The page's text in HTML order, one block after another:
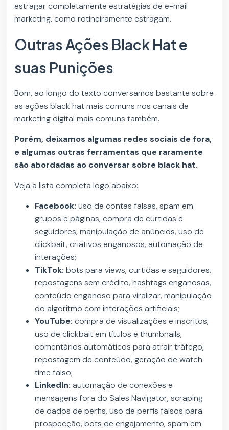
estragar completamente estratégias de e-mail
marketing, como rotineiramente estragam.
Outras Ações Black Hat e
suas Punições
Bom, ao longo do texto conversamos bastante sobre
as ações black hat mais comuns nos canais de
marketing digital mais comuns também.
Porém, deixamos algumas redes sociais de fora,
e algumas outras ferramentas que raramente
são abordadas ao conversar sobre black hat.
Veja a lista completa logo abaixo:
Facebook: uso de contas falsas, spam em
grupos e páginas, compra de curtidas e
seguidores, manipulação de anúncios, uso de
clickbait, criativos enganosos, automação de
interações;
TikTok: bots para views, curtidas e seguidores,
repostagens sem crédito, hashtags enganosas,
conteúdo enganoso para viralizar, manipulação
do algoritmo com interações artificiais;
YouTube: compra de visualizações e inscritos,
uso de clickbait em títulos e thumbnails,
comentários automáticos para atrair tráfego,
repostagem de conteúdo, geração de watch
time falso;
LinkedIn: automação de conexões e
mensagens fora do Sales Navigator, scraping
de dados de perfis, uso de perfis falsos para
prospecção, bots de engajamento, spam em